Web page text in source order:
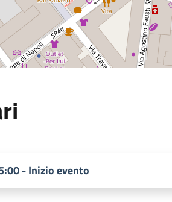
- Inizio evento